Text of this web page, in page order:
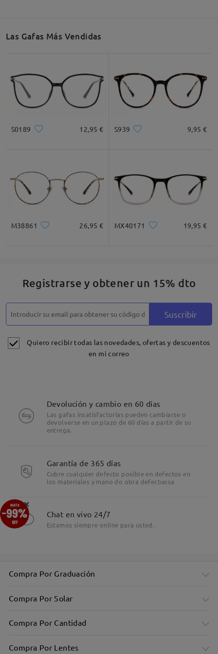
Las Gafas Más Vendidas
S0189 12,95 € S939 9,95 €
M38861 26,95 € MX40171 19,95 €
Registrarse y obtener un 15% dto
Suscribir
Quiero recibir todas las novedades, ofertas y descuentos
en mi correo
Devolución y cambio en 60 días
Las gafas insatisfactorias pueden cambiarse o
devolverse en un plazo de 60 días a partir de su
entrega.
Garantía de 365 días
Cubre cualquier defecto posible en defectos en
los materiales y mano do obra defectuosa
Chat en vivo 24/7
Estamos siempre online para usted.
Compra Por Graduación
Compra Por Solar
Compra Por Cantidad
Compra Por Lentes
×